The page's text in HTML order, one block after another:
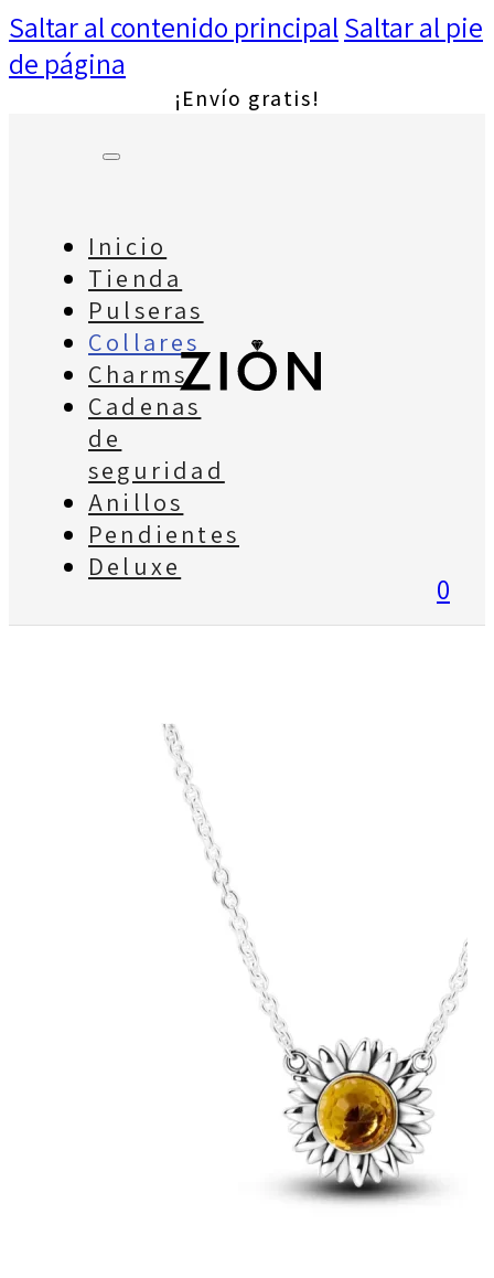
Saltar al contenido principalSaltar al pie
de página
¡Envío gratis!
Inicio
Tienda
Pulseras
Collares
Charms
Cadenas
de
seguridad
Anillos
Pendientes
Deluxe
0